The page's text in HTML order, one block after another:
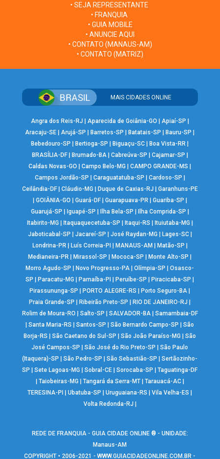
• SEJA REPRESENTANTE
• FRANQUIA
• GUIA MOBILE
• ANUNCIE AQUI
• CONTATO (MANAUS-AM)
• CONTATO (MATRIZ)
MAIS CIDADES ONLINE
Angra dos Reis-RJ Aparecida de Goiânia-GO Apiaí-SP
Aracaju-SE |Arujá-SP Barretos-SP Batatais-SP Bauru-SP
Bebedouro-SP
Bertioga-SP Biguaçu-SC Boa Vista-RR
BRASÍLIA-DF| Brumado-BA| Cabreúva-SP Cajamar-SP
Caldas Novas-GO
|Campo Belo-MG |CAMPO GRANDE-MS
Campos Jordão-SP
Caraguatatuba-SP Cardoso-SP
Ceilândia-DF| Cláudio-MG Duque de Caxias-RJ
Garanhuns-PE
GOIÂNIA-GO Guará-DF| Guarapuava-PR| Guariba-SP
Guarujá-SP
Iguapé-SP Ilha Bela-SP Ilha Comprida-SP
Itabirito-MG
Itaquaquecetuba-SP Itaqui-RS Ituiutaba-MG
Jaboticabal-SP
Jacareí-SP José Raydan-MG Lages-SC|
Londrina-PR| Luís Correia-PI MANAUS-AM Matão-SP
Medianeira-PR
Mirassol-SP Mococa-SP Monte Alto-SP
Morro Agudo-SP
Novo Progresso-PA |Olímpia-SP |Osasco-
SP
Paracatu-MG Parnaíba-PI Peruíbe-SP Piracicaba-SP
Pirassununga-SP
PORTO ALEGRE-RS Porto Seguro-BA
Praia Grande-SP
Ribeirão Preto-SP RIO DE JANEIRO-RJ
Rolim de Moura-RO
Salto-SP SALVADOR-BA| Samambaia-DF
|Santa Maria-RS |Santos-SP |São Bernardo Campo-SP |São
Borja-RS
|São Caetano do Sul-SP |São João Paraíso-MG |São
José Campos-SP
|São José do Rio Preto-SP |São Paulo
(Itaquera)-SP
|São Pedro-SP |São Sebastião-SP |Sertãozinho-
SP
|Sete Lagoas-MG |Sobral-CE |Sorocaba-SP |Taguatinga-DF
Taiobeiras-MG Tangará da Serra-MT| Tarauacá-AC|
TERESINA-PI
|Ubatuba-SP |Uruguaiana-RS |Vila Velha-ES
Volta Redonda-RJ
REDE DE FRANQUIA - GUIA CIDADE ONLINE ® - UNIDADE:
Manaus-AM
COPYRIGHT • 2006-2021 -WWW.GUIACIDADEONLINE.COM.BR -